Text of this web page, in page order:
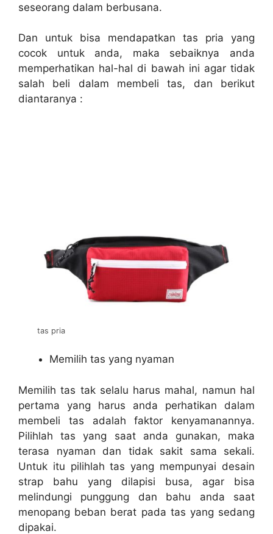
seseorang dalam berbusana.
Dan untuk bisa mendapatkan tas pria yang
cocok untuk anda, maka sebaiknya anda
memperhatikan hal-hal di bawah ini agar tidak
salah beli dalam membeli tas, dan berikut
diantaranya :
tas pria
Memilih tas yang nyaman
Memilih tas tak selalu harus mahal, namun hal
pertama yang harus anda perhatikan dalam
membeli tas adalah faktor kenyamanannya.
Pilihlah tas yang saat anda gunakan, maka
terasa nyaman dan tidak sakit sama sekali.
Untuk itu pilihlah tas yang mempunyai desain
strap bahu yang dilapisi busa, agar bisa
melindungi punggung dan bahu anda saat
menopang beban berat pada tas yang sedang
dipakai.